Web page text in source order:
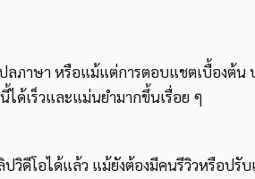
ลภาษา หรือแม้แต่การตอบแชตเบื้องต้น
ได้เร็วและแม่นยำมากขึ้นเรื่อย ๆ
วิดีโอได้แล้ว แม้ยังต้องมีคนรีวิวหรือปรั